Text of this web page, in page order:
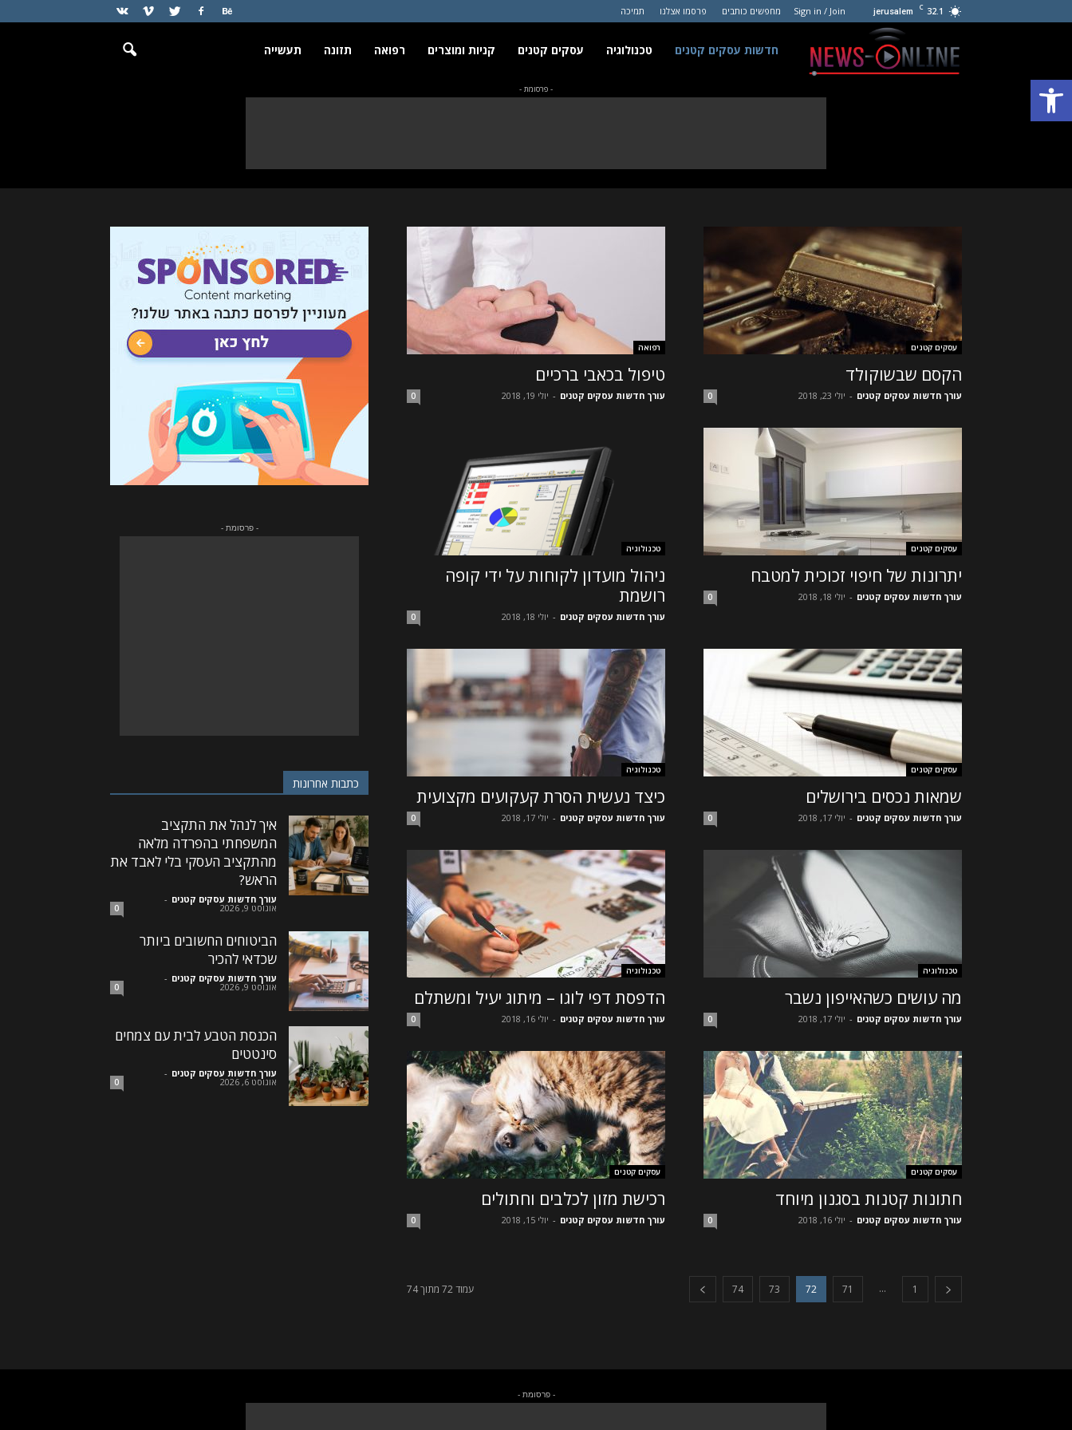
פתח סרגל נגישות
32.1
C
jerusalem
Sign in / Join מחפשים כותבים פרסמו אצלנו תמיכה
חדשות
חדשות עסקים קטנים טכנולוגיה עסקים קטנים קניות ומוצרים רפואה תזונה תעשייה
- פרסומת -
עסקים קטנים
הקסם שבשוקולד
עורך חדשות עסקים קטנים - יולי 23, 2018 0
רפואה
טיפול בכאבי ברכיים
עורך חדשות עסקים קטנים - יולי 19, 2018 0
עסקים קטנים
יתרונות של חיפוי זכוכית למטבח
עורך חדשות עסקים קטנים - יולי 18, 2018 0
טכנולוגיה
ניהול מועדון לקוחות על ידי קופה
רושמת
עורך חדשות עסקים קטנים - יולי 18, 2018 0
עסקים קטנים
שמאות נכסים בירושלים
עורך חדשות עסקים קטנים - יולי 17, 2018 0
טכנולוגיה
כיצד נעשית הסרת קעקועים מקצועית
עורך חדשות עסקים קטנים - יולי 17, 2018 0
טכנולוגיה
מה עושים כשהאייפון נשבר
עורך חדשות עסקים קטנים - יולי 17, 2018 0
טכנולוגיה
הדפסת דפי לוגו – מיתוג יעיל ומשתלם
עורך חדשות עסקים קטנים - יולי 16, 2018 0
עסקים קטנים
חתונות קטנות בסגנון מיוחד
עורך חדשות עסקים קטנים - יולי 16, 2018 0
עסקים קטנים
רכישת מזון לכלבים וחתולים
עורך חדשות עסקים קטנים - יולי 15, 2018 0
1
...
71
72
73
74 עמוד 72 מתוך 74
- פרסומת -
כתבות אחרונות
איך לנהל את התקציב
המשפחתי בהפרדה מלאה
מהתקציב העסקי בלי לאבד את
הראש?
עורך חדשות עסקים קטנים -
אוגוסט 9, 2026 0
הביטוחים החשובים ביותר
שכדאי להכיר
עורך חדשות עסקים קטנים -
אוגוסט 9, 2026 0
הכנסת הטבע לבית עם צמחים
סינטטים
עורך חדשות עסקים קטנים -
אוגוסט 6, 2026 0
- פרסומת -